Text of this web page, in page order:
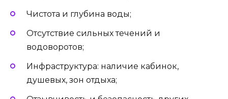
Чистота и глубина воды;
Отсутствие сильных течений и
водоворотов;
Инфраструктура: наличие кабинок,
душевых, зон отдыха;